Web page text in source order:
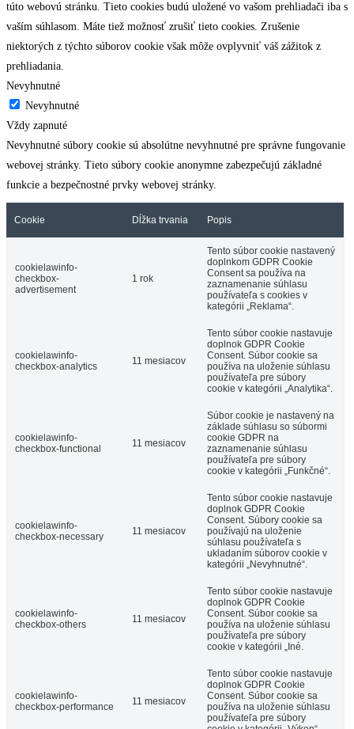
túto webovú stránku. Tieto cookies budú uložené vo vašom prehliadači iba s
vaším súhlasom. Máte tiež možnosť zrušiť tieto cookies. Zrušenie
niektorých z týchto súborov cookie však môže ovplyvniť váš zážitok z
prehliadania.
Nevyhnutné
Nevyhnutné
Vždy zapnuté
Nevyhnutné súbory cookie sú absolútne nevyhnutné pre správne fungovanie
webovej stránky. Tieto súbory cookie anonymne zabezpečujú základné
funkcie a bezpečnostné prvky webovej stránky.
Cookie Dĺžka trvania Popis
cookielawinfo-
checkbox-
advertisement
1 rok
Tento súbor cookie nastavený
doplnkom GDPR Cookie
Consent sa používa na
zaznamenanie súhlasu
používateľa s cookies v
kategórii „Reklama“.
cookielawinfo-
checkbox-analytics
11 mesiacov
Tento súbor cookie nastavuje
doplnok GDPR Cookie
Consent. Súbor cookie sa
používa na uloženie súhlasu
používateľa pre súbory
cookie v kategórii „Analytika“.
cookielawinfo-
checkbox-functional
11 mesiacov
Súbor cookie je nastavený na
základe súhlasu so súbormi
cookie GDPR na
zaznamenanie súhlasu
používateľa pre súbory
cookie v kategórii „Funkčné“.
cookielawinfo-
checkbox-necessary
11 mesiacov
Tento súbor cookie nastavuje
doplnok GDPR Cookie
Consent. Súbory cookie sa
používajú na uloženie
súhlasu používateľa s
ukladaním súborov cookie v
kategórii „Nevyhnutné“.
cookielawinfo-
checkbox-others
11 mesiacov
Tento súbor cookie nastavuje
doplnok GDPR Cookie
Consent. Súbor cookie sa
používa na uloženie súhlasu
používateľa pre súbory
cookie v kategórii „Iné.
cookielawinfo-
checkbox-performance
11 mesiacov
Tento súbor cookie nastavuje
doplnok GDPR Cookie
Consent. Súbor cookie sa
používa na uloženie súhlasu
používateľa pre súbory